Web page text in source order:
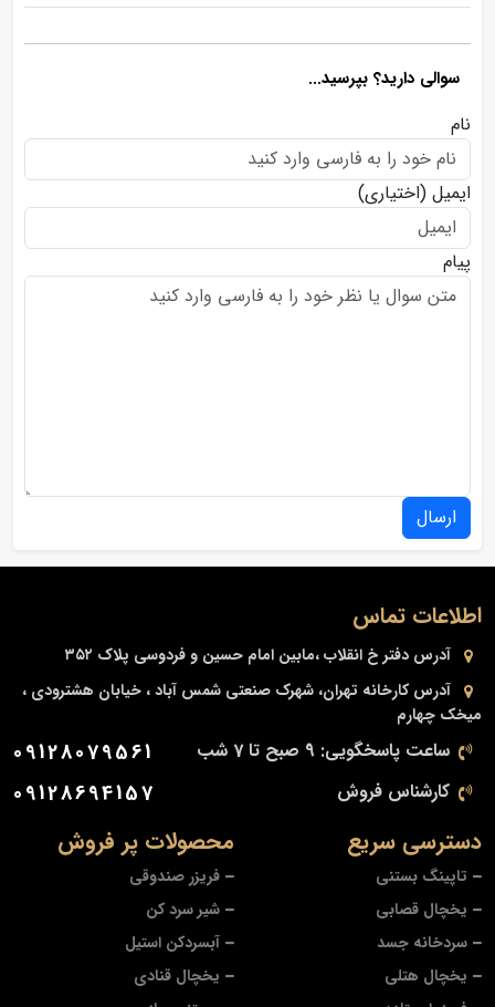
سوالی دارید؟ بپرسید...
نام
ایمیل (اختیاری)
پیام
ارسال
محصولات پر فروش
فریزر صندوقی
شیر سرد کن
آبسردکن استیل
یخچال قنادی
دسترسی سریع
تاپینگ بستنی
یخچال قصابی
سردخانه جسد
یخچال هتلی
اطلاعات تماس
آدرس دفتر خ انقلاب ،مابین امام حسین و فردوسی پلاک ۳۵۲
آدرس کارخانه تهران، شهرک صنعتی شمس آباد ، خیابان هشترودی ،
میخک چهارم
ساعت پاسخگویی: 9 صبح تا 7 شب 09128079561
کارشناس فروش 09128694157